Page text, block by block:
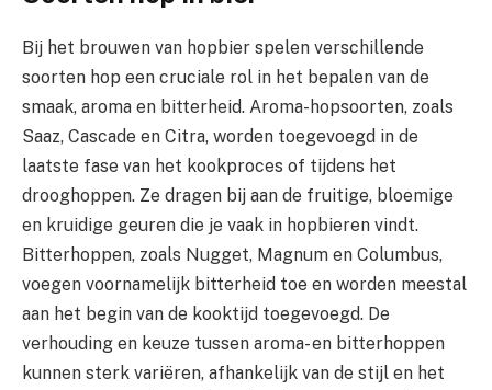
Bij het brouwen van hopbier spelen verschillende
soorten hop een cruciale rol in het bepalen van de
smaak, aroma en bitterheid. Aroma-hopsoorten, zoals
Saaz, Cascade en Citra, worden toegevoegd in de
laatste fase van het kookproces of tijdens het
drooghoppen. Ze dragen bij aan de fruitige, bloemige
en kruidige geuren die je vaak in hopbieren vindt.
Bitterhoppen, zoals Nugget, Magnum en Columbus,
voegen voornamelijk bitterheid toe en worden meestal
aan het begin van de kooktijd toegevoegd. De
verhouding en keuze tussen aroma- en bitterhoppen
kunnen sterk variëren, afhankelijk van de stijl en het